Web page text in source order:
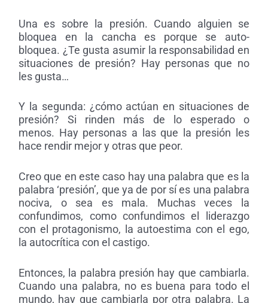
Una es sobre la presión. Cuando alguien se
bloquea en la cancha es porque se auto-
bloquea. ¿Te gusta asumir la responsabilidad en
situaciones de presión? Hay personas que no
les gusta…
Y la segunda: ¿cómo actúan en situaciones de
presión? Si rinden más de lo esperado o
menos. Hay personas a las que la presión les
hace rendir mejor y otras que peor.
Creo que en este caso hay una palabra que es la
palabra ‘presión’, que ya de por sí es una palabra
nociva, o sea es mala. Muchas veces la
confundimos, como confundimos el liderazgo
con el protagonismo, la autoestima con el ego,
la autocrítica con el castigo.
Entonces, la palabra presión hay que cambiarla.
Cuando una palabra, no es buena para todo el
mundo, hay que cambiarla por otra palabra. La